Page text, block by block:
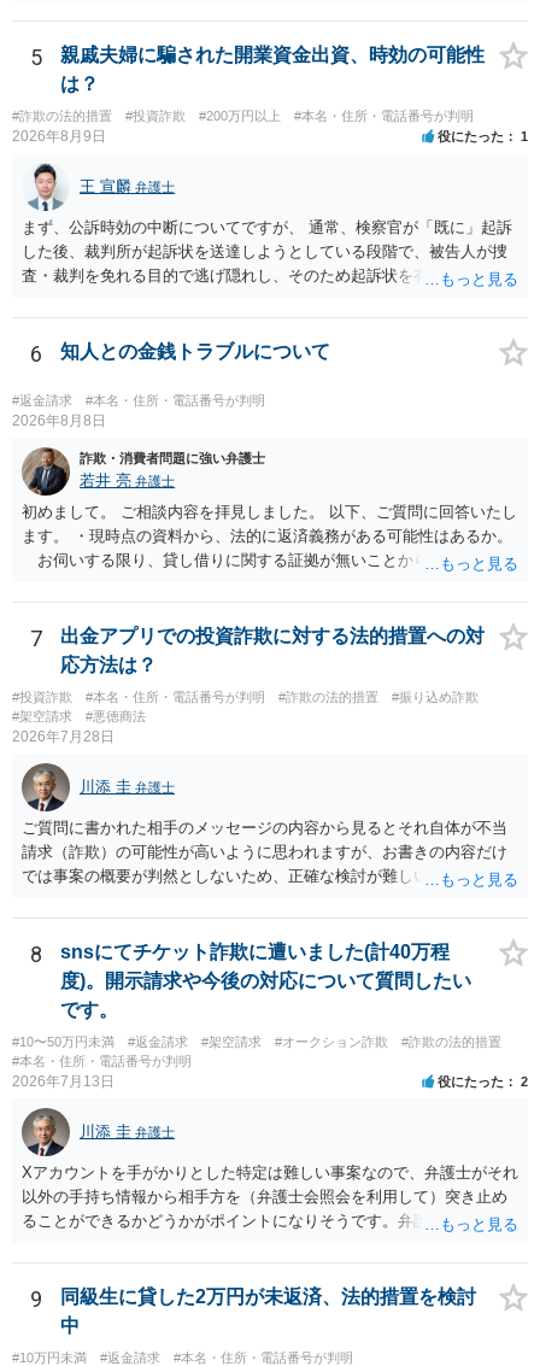
申立に繋がることをめざして、高齢者虐待（経済的虐待）事案とし
て、ご母堂の自宅の市町村役場に相談するのが正しいやり方になりま
5
親戚夫婦に騙された開業資金出資、時効の可能性
は？
#詐欺の法的措置 #投資詐欺 #200万円以上 #本名・住所・電話番号が判明
2026年8月9日 役にたった 1
王 宣麟 弁護士
まず、公訴時効の中断についてですが、 通常、検察官が「既に」起訴
した後、裁判所が起訴状を送達しようとしている段階で、被告人が捜
査・裁判を免れる目的で逃げ隠れし、そのため起訴状を有効に送達で
この規定によって時効が停止するわけではありません。 その意味で
は、刑事事件化するという部分ではややハードルが高いように見受け
られます。 他方で、相手方の住所等が特定できているのであれば、民
事事件として、損害賠償請求や貸金返還請求等により、裁判所を通じ
て返金を求める方法も考えられますが、結局は相手方に資力があるか
否かにより結論が分かれます。
6 知人との金銭トラブルについて
#返金請求 #本名・住所・電話番号が判明
2026年8月8日
詐欺・消費者問題に強い弁護士
若井 亮 弁護士
初めまして。 ご相談内容を拝見しました。 以下、ご質問に回答いたし
ます。 ・現時点の資料から、法的に返済義務がある可能性はあるか。
お伺いする限り、貸し借りに関する証拠が無いことから、相手方が
主張や現在の資料を踏まえ、今後どのように対応するのが適切か。
贈与か消費貸借かの争いにおいては、様々な圧力をかけて回収をしよ
うとするケースも散見されます。 ご自身での対応に窮するようであ
れば、代理人を立てることもご検討ください。 ・相手へ送る回答文に
ついてアドバイスをいただけるか。 具体的な回答内容については、
一般的に無料法律相談での対応外になろうかと思います。 法律事務
7
出金アプリでの投資詐欺に対する法的措置への対
応方法は？
#投資詐欺 #本名・住所・電話番号が判明 #詐欺の法的措置
#振り込め詐欺
#架空請求
#悪徳商法
2026年7月28日
川添 圭 弁護士
ご質問に書かれた相手のメッセージの内容から見るとそれ自体が不当
請求（詐欺）の可能性が高いように思われますが、お書きの内容だけ
では事案の概要が判然としないため、正確な検討が難しいです。例え
画面を見て貰いながらアドバイスう受けた方が確実です。
8
snsにてチケット詐欺に遭いました(計40万程
度)。開示請求や今後の対応について質問したい
です。
#10〜50万円未満 #返金請求 #架空請求 #オークション詐欺
#詐欺の法的措置
#本名・住所・電話番号が判明
2026年7月13日 役にたった 2
川添 圭 弁護士
Xアカウントを手がかりとした特定は難しい事案なので、弁護士がそれ
以外の手持ち情報から相手方を（弁護士会照会を利用して）突き止め
ることができるかどうかがポイントになりそうです。弁護士による調
せることになるでしょう。見通しについては、実際の資料等を弁護士
に検討してもらう必要があると思います。弁護士費用は自由化されて
いますので個別に確認いただく必要がありますが、そもそも回収でき
るかどうかが問題になり得る事案であり、被害額の規模からみると、
9
同級生に貸した2万円が未返済、法的措置を検討
中
#10万円未満 #返金請求 #本名・住所・電話番号が判明